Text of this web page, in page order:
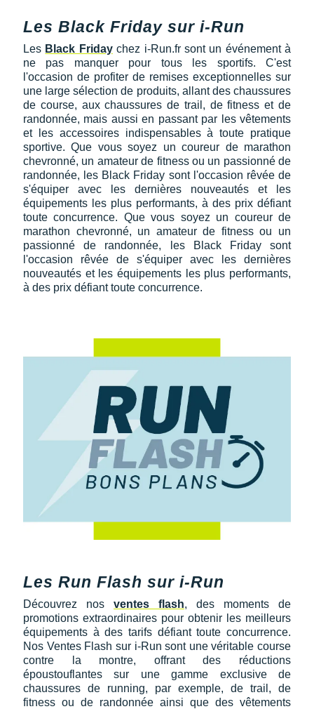
Les Black Friday sur i-Run
Les Black Fridaychez i-Run.fr sont un événement à
ne pas manquer pour tous les sportifs. C'est
l'occasion de profiter de remises exceptionnelles sur
une large sélection de produits, allant des chaussures
de course, aux chaussures de trail, de fitness et de
randonnée, mais aussi en passant par les vêtements
et les accessoires indispensables à toute pratique
sportive. Que vous soyez un coureur de marathon
chevronné, un amateur de fitness ou un passionné de
randonnée, les Black Friday sont l'occasion rêvée de
s'équiper avec les dernières nouveautés et les
équipements les plus performants, à des prix défiant
toute concurrence. Que vous soyez un coureur de
marathon chevronné, un amateur de fitness ou un
passionné de randonnée, les Black Friday sont
l'occasion rêvée de s'équiper avec les dernières
nouveautés et les équipements les plus performants,
à des prix défiant toute concurrence.
Les Run Flash sur i-Run
Découvrez nos ventes flash, des moments de
promotions extraordinaires pour obtenir les meilleurs
équipements à des tarifs défiant toute concurrence.
Nos Ventes Flash sur i-Run sont une véritable course
contre la montre, offrant des réductions
époustouflantes sur une gamme exclusive de
chaussures de running, par exemple, de trail, de
fitness ou de randonnée ainsi que des vêtements